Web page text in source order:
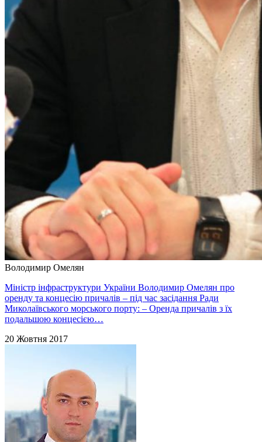
Володимир Омелян
Міністр інфраструктури України Володимир Омелян про
оренду та концесію причалів – під час засідання Ради
Миколаївського морського порту: – Оренда причалів з їх
подальшою концесією…
20 Жовтня 2017